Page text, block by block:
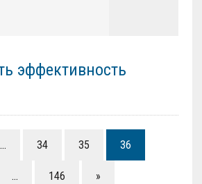
эффективность
… 34 35 36
… 146 »